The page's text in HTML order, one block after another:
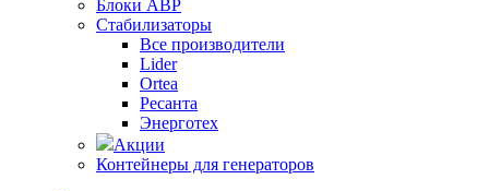
Блоки АВР
Стабилизаторы
Все производители
Lider
Ortea
Ресанта
Энерготех
Акции
Контейнеры для генераторов